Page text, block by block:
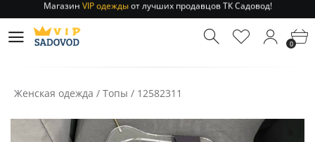
Отправление заказа 1-3 дняпо РФ и МСК!
Магазин
от лучших продавцов ТК Садовод!
Отправление заказа 1-3 дня
0
Женская одежда / Топы / 12582311